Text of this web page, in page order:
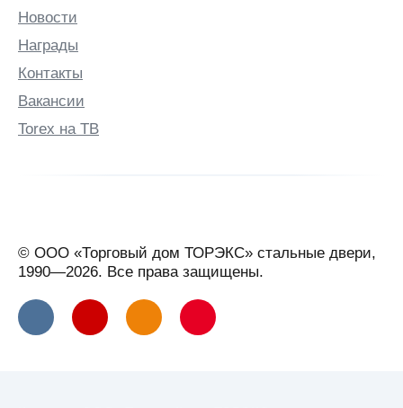
Новости
Награды
Контакты
Вакансии
Torex на ТВ
© ООО «Торговый дом ТОРЭКС» стальные двери,
1990—2026. Все права защищены.